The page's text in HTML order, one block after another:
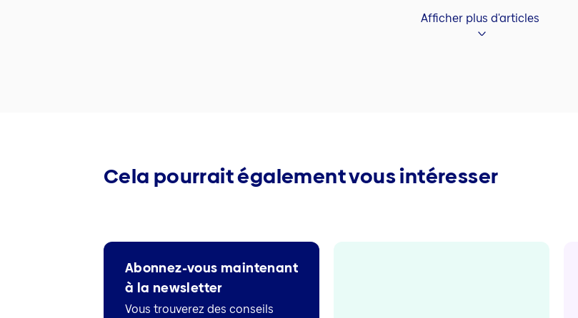
Afficher plus d'articles
Cela pourrait également vous intéresser
Abonnez-vous maintenant
à la newsletter
Vous trouverez des conseils